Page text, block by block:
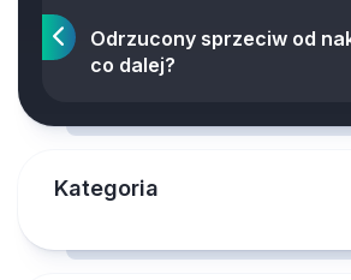
Odrzucony sprzeciw od
co dalej?
Kategoria